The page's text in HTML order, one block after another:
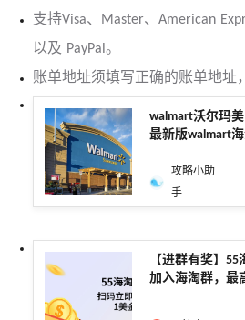
支持Visa、Master、American
以及 PayPal。
账单地址须填写正确的账单地址，
walmart沃尔玛
最新版walmart
攻略小助
手
【进群有奖】
加入海淘群，最